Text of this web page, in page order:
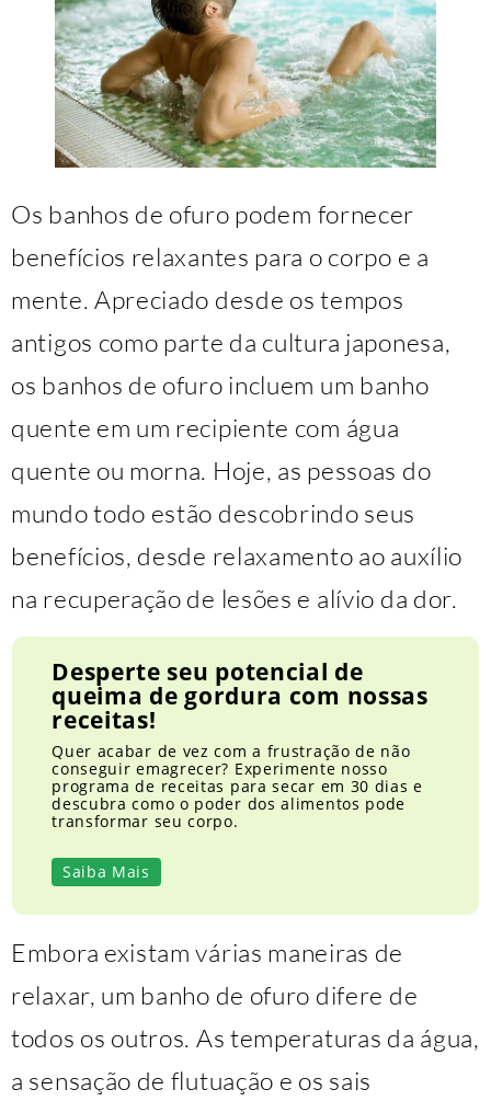
Os banhos de ofuro podem fornecer
benefícios relaxantes para o corpo e a
mente. Apreciado desde os tempos
antigos como parte da cultura japonesa,
os banhos de ofuro incluem um banho
quente em um recipiente com água
quente ou morna. Hoje, as pessoas do
mundo todo estão descobrindo seus
benefícios, desde relaxamento ao auxílio
na recuperação de lesões e alívio da dor.
Desperte seu potencial de
queima de gordura com nossas
receitas!
Quer acabar de vez com a frustração de não
conseguir emagrecer? Experimente nosso
programa de receitas para secar em 30 dias e
descubra como o poder dos alimentos pode
transformar seu corpo.
Saiba Mais
Embora existam várias maneiras de
relaxar, um banho de ofuro difere de
todos os outros. As temperaturas da água,
a sensação de flutuação e os sais